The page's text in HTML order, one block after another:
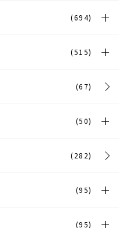
(694)
(515)
(67)
(50)
(282)
(95)
(95)